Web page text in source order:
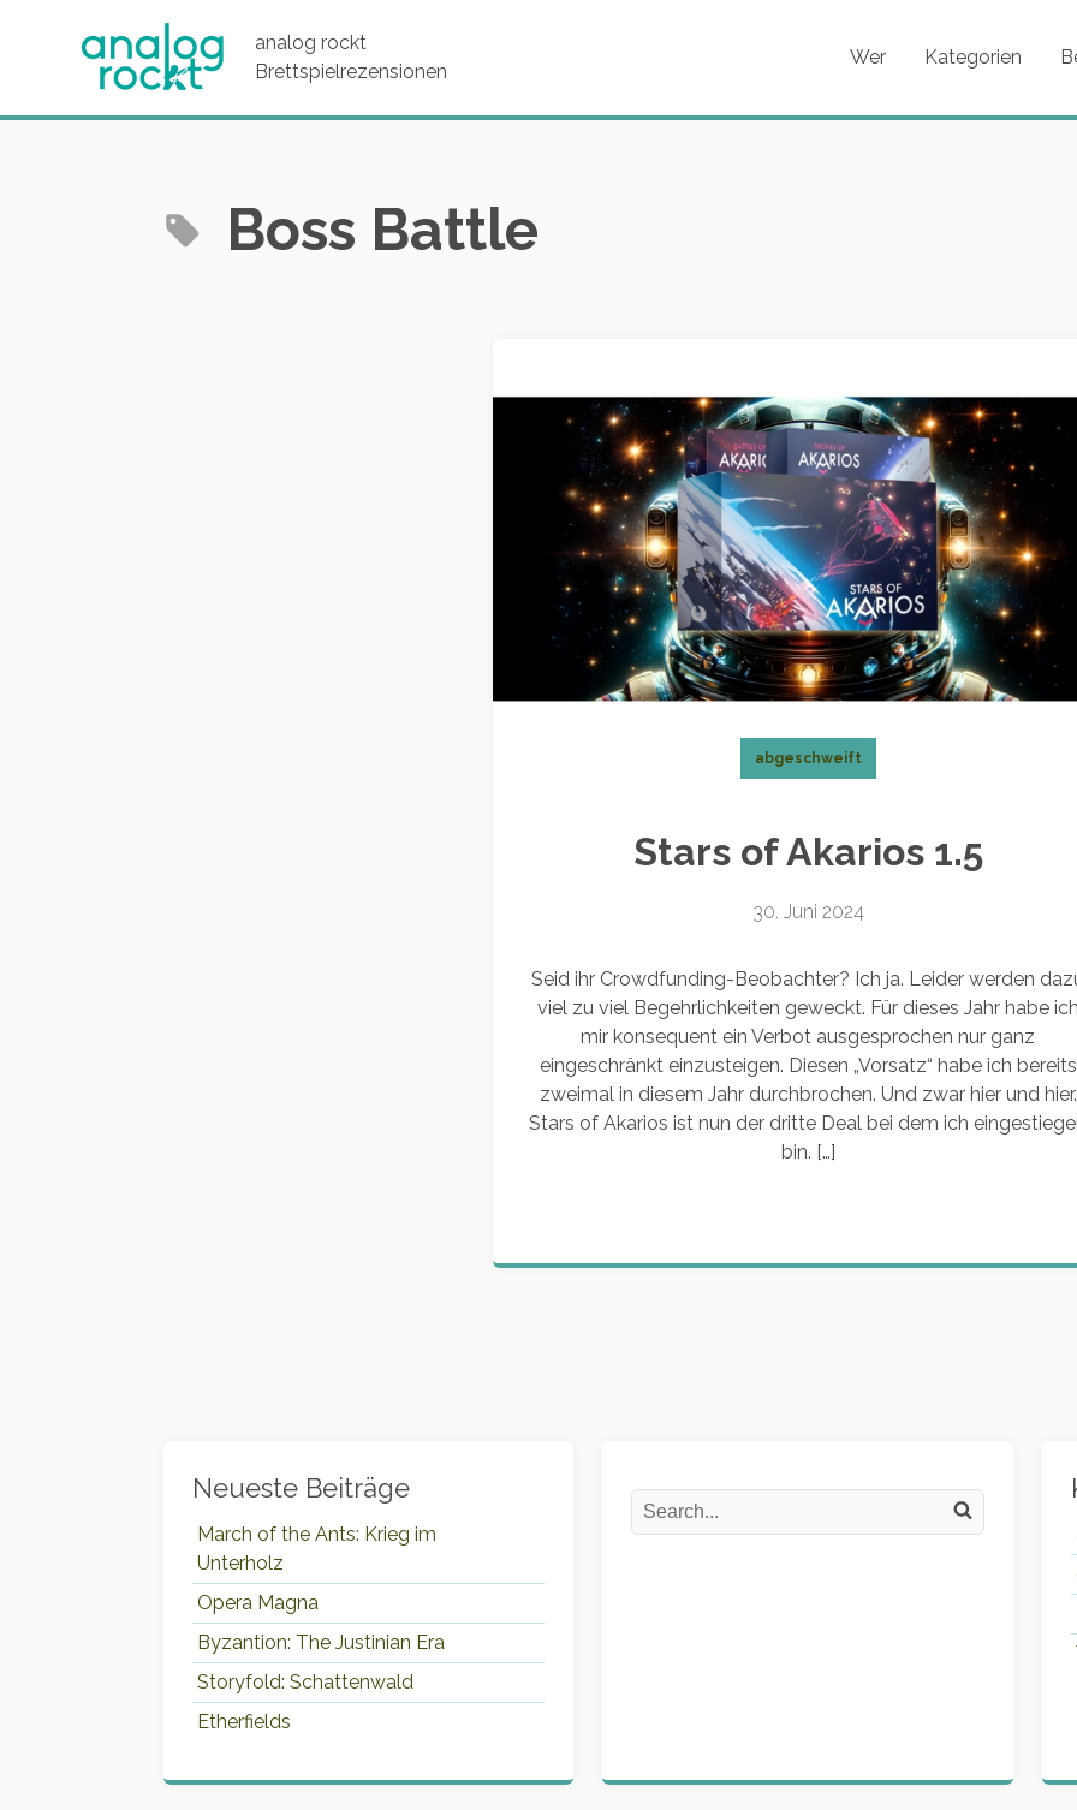
analog rockt
Brettspielrezensionen
Wer Kategorien
Boss Battle
abgeschweift
Stars of Akarios 1.5
30. Juni 2024
Seid ihr Crowdfunding-Beobachter? Ich ja. Leider werden
viel zu viel Begehrlichkeiten geweckt. Für dieses Jahr habe
mir konsequent ein Verbot ausgesprochen nur ganz
eingeschränkt einzusteigen. Diesen „Vorsatz“ habe ich bereits
zweimal in diesem Jahr durchbrochen. Und zwar hier und hier.
Stars of Akarios ist nun der dritte Deal bei dem ich
bin. […]
Neueste Beiträge
March of the Ants: Krieg im
Unterholz
Opera Magna
Byzantion: The Justinian Era
Storyfold: Schattenwald
Etherfields
Search on the website
Search